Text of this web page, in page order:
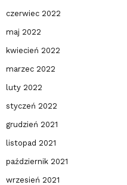
czerwiec 2022
maj 2022
kwiecień 2022
marzec 2022
luty 2022
styczeń 2022
grudzień 2021
listopad 2021
październik 2021
wrzesień 2021